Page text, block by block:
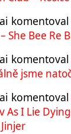
komentoval
She Bee Re
komentoval
jsme
komentoval
As I Lie